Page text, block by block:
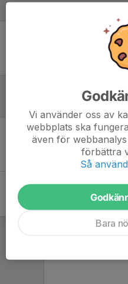
Ingen
Vi använder oss av
webbplats ska
även för
förbättra
Så
Bara